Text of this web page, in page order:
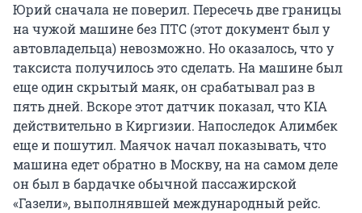
Юрий сначала не поверил. Пересечь две границы
на чужой машине без ПТС (этот документ был у
автовладельца) невозможно. Но оказалось, что у
таксиста получилось это сделать. На машине был
еще один скрытый маяк, он срабатывал раз в
пять дней. Вскоре этот датчик показал, что KIA
действительно в Киргизии. Напоследок Алимбек
еще и пошутил. Маячок начал показывать, что
машина едет обратно в Москву, на на самом деле
он был в бардачке обычной пассажирской
«Газели», выполнявшей международный рейс.